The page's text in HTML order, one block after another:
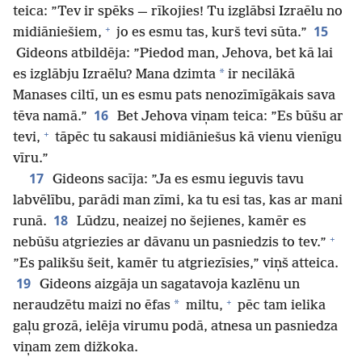
teica: ”Tev ir spēks — rīkojies! Tu izglābsi Izraēlu no
midiāniešiem, + jo es esmu tas, kurš tevi sūta.” 15
Gideons atbildēja: ”Piedod man, Jehova, bet kā lai
es izglābju Izraēlu? Mana dzimta * ir necilākā
Manases ciltī, un es esmu pats nenozīmīgākais sava
tēva namā.” 16 Bet Jehova viņam teica: ”Es būšu ar
tevi, + tāpēc tu sakausi midiāniešus kā vienu vienīgu
vīru.”
17 Gideons sacīja: ”Ja es esmu ieguvis tavu
labvēlību, parādi man zīmi, ka tu esi tas, kas ar mani
runā. 18 Lūdzu, neaizej no šejienes, kamēr es
nebūšu atgriezies ar dāvanu un pasniedzis to tev.” +
”Es palikšu šeit, kamēr tu atgriezīsies,” viņš atteica.
19 Gideons aizgāja un sagatavoja kazlēnu un
neraudzētu maizi no ēfas * miltu, + pēc tam ielika
gaļu grozā, ielēja virumu podā, atnesa un pasniedza
viņam zem dižkoka.